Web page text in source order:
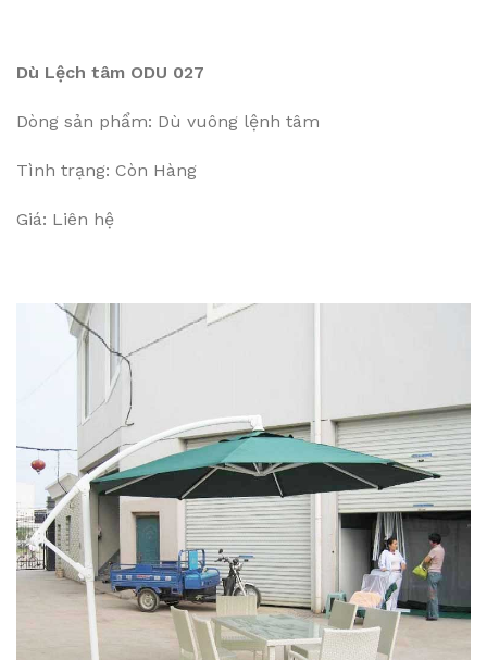
Dù Lệch tâm ODU 027
Dòng sản phẩm: Dù vuông lệnh tâm
Tình trạng: Còn Hàng
Giá: Liên hệ